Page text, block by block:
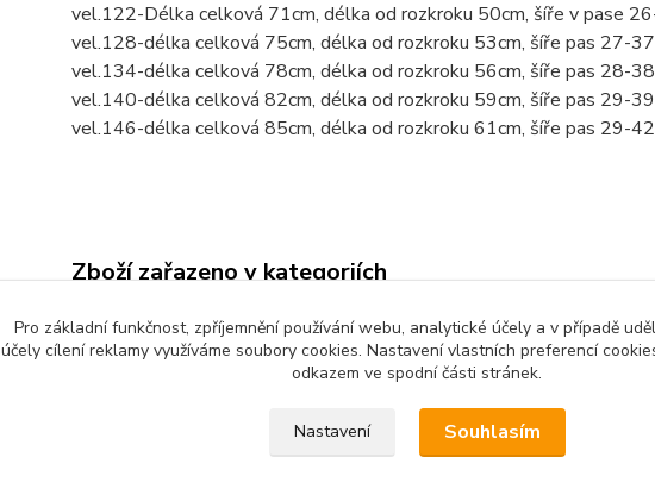
vel.122-Délka celková 71cm, délka od rozkroku 50cm, šíře v pase
vel.128-délka celková 75cm, délka od rozkroku 53cm, šíře pas 27-
vel.134-délka celková 78cm, délka od rozkroku 56cm, šíře pas 28-
vel.140-délka celková 82cm, délka od rozkroku 59cm, šíře pas 29-
vel.146-délka celková 85cm, délka od rozkroku 61cm, šíře pas 29-
Zboží zařazeno v kategoriích
Dětské oblečení Dětské kalhoty
Pro základní funkčnost, zpříjemnění používání webu, analytické účely a v případě
účely cílení reklamy využíváme soubory cookies. Nastavení vlastních preferencí
odkazem ve spodní části stránek.
Nastavení Souhlasím